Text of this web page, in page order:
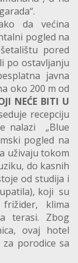
da većina
pogled na
pored
po ostavljanju
javna
oko 200 m od
NEĆE BITI U
recepciju
nalazi „Blue
pogled na
uživaju tokom
do kasnih
od studija i
koji su
klima
terasi. Zbog
ovaj hotel
porodice sa